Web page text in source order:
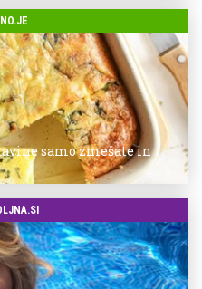
samo zmešate in